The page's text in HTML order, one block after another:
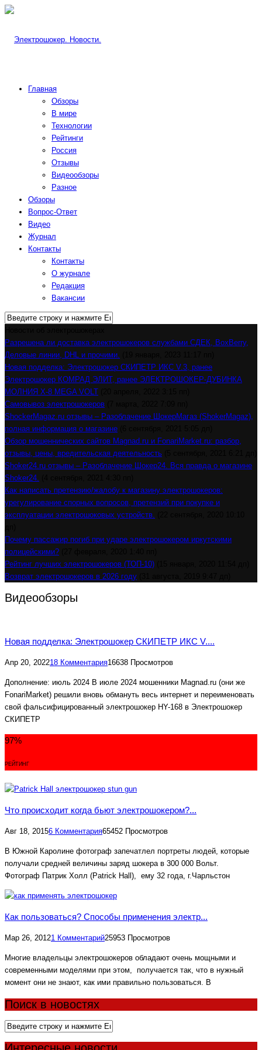
Главная
Обзоры
В мире
Технологии
Рейтинги
Россия
Отзывы
Видеообзоры
Разное
Обзоры
Вопрос-Ответ
Видео
Журнал
Контакты
Контакты
О журнале
Редакция
Вакансии
Разрешена ли доставка электрошокеров службами СДЕК, BoxBerry,
Деловые линии, DHL и прочими.
Новая подделка: Электрошокер СКИПЕТР ИКС V.3, ранее
Электрошокер КОМРАД ЭЛИТ, ранее ЭЛЕКТРОШОКЕР-ДУБИНКА
МОЛНИЯ Х-8 MEGA VOLT
Самовывоз электрошокеров
ShockerMagaz.ru отзывы – Разоблачение ШокерМагаз (ShokerMagaz),
полная информация о магазине
Обзор мошеннических сайтов Magnad.ru и FonariMarket.ru: разбор,
отзывы, цены, вредительская деятельность
Shoker24.ru отзывы – Разоблачение Шокер24. Вся правда о магазине
Shoker24.
Как написать претензию/жалобу к магазину электрошокеров:
урегулирование спорных вопросов, претензий при покупке и
эксплуатации электрошоковых устройств.
Почему пассажир погиб при ударе электрошокером иркутскими
полицейскими?
Рейтинг лучших электрошокеров (ТОП-10)
Возврат электрошокеров в 2026 году
Видеообзоры
Новая подделка: Электрошокер СКИПЕТР ИКС V....
Апр 20, 202218 Комментария16638 Просмотров
Дополнение: июль 2024 В июле 2024 мошенники Magnad.ru (они же
FonariMarket) решили вновь обмануть весь интернет и переименовать
свой фальсифицированный электрошокер HY-168 в Электрошокер
СКИПЕТР
97%
РЕЙТИНГ
Что происходит когда бьют электрошокером?...
Авг 18, 20156 Комментария65452 Просмотров
В Южной Каролине фотограф запечатлел портреты людей, которые
получали средней величины заряд шокера в 300 000 Вольт.
Фотограф Патрик Холл (Patrick Hall), ему 32 года, г.Чарльстон
Как пользоваться? Способы применения электр...
Мар 26, 20121 Комментарий25953 Просмотров
Многие владельцы электрошокеров обладают очень мощными и
современными моделями при этом, получается так, что в нужный
момент они не знают, как ими правильно пользоваться. В
Поиск в новостях